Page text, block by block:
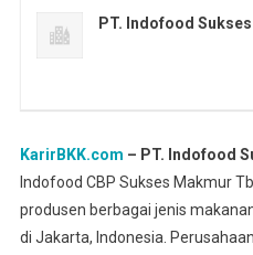
PT. Indofood
KarirBKK.com – PT. Indofood
Indofood CBP Sukses Makmur
produsen berbagai jenis
di Jakarta, Indonesia.